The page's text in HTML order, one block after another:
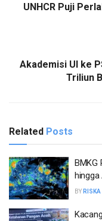
UNHCR Puji
Akademisi UI ke
Triliun
Related Posts
BMKG
hingga
BY